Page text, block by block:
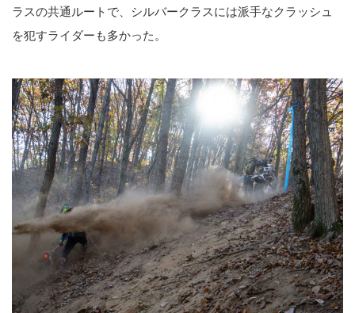
ラスの共通ルートで、シルバークラスには派手なクラッシュ
を犯すライダーも多かった。